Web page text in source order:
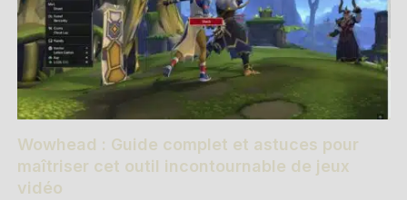
Wowhead : Guide complet et astuces pour
maîtriser cet outil incontournable de jeux
vidéo